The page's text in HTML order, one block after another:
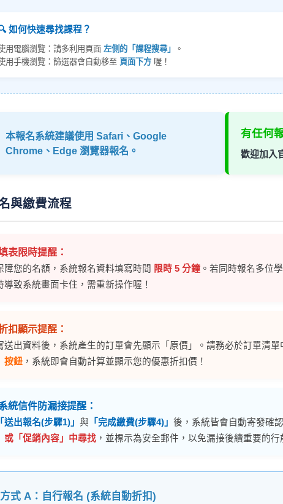
如何快速尋找課程？
用電腦瀏覽：請多利用頁面 左側的「課程搜尋」
。
用手機瀏覽：篩選器會自動移至 頁面下方 喔！
本報名系統建議使用 Safari、Google
Chrome、Edge 瀏覽器報名。
有任何
歡迎加入
與繳費流程
表限時提醒：
障您的名額，系統報名資料填寫時間 限時 5 分鐘 。若同時報名多位
導致系統畫面卡住，需重新操作喔！
扣顯示提醒：
送出資料後，系統產生的訂單會先顯示「原價」。請務必於訂單清單
按鈕 ，系統即會自動計算並顯示您的優惠折扣價！
統信件防漏接提醒：
送出報名(步驟1)」 與 「完成繳費(步驟4)」 後，系統皆會自動寄發確
或「促銷內容」中尋找 ，並標示為安全郵件，以免漏接後續重要的行
式 A：自行報名 (系統自動折扣)